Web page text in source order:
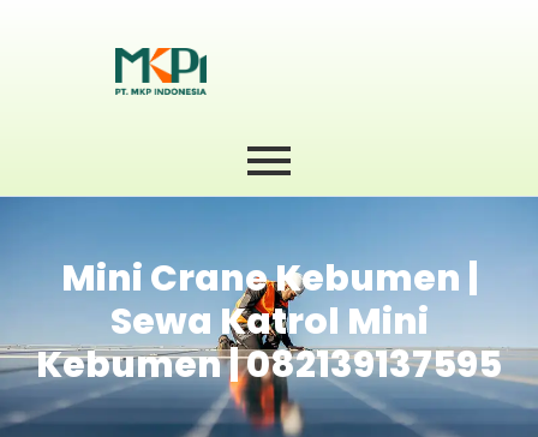
Mini Crane Kebumen |
Sewa Katrol Mini
Kebumen | 082139137595